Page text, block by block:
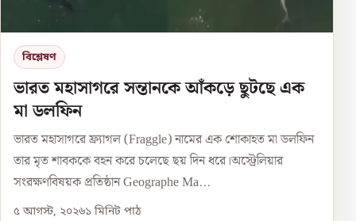
বিশ্লেষণ
ভারত মহাসাগরে সন্তানকে আঁকড়ে ছুটছে এক
মা ডলফিন
ভারত মহাসাগরে ফ্র্যাগল (Fraggle) নামের এক শোকাহত মা ডলফিন
তার মৃত শাবককে বহন করে চলেছে ছয় দিন ধরে।অস্ট্রেলিয়ার
সংরক্ষণবিষয়ক প্রতিষ্ঠান Geographe Ma...
৫ আগস্ট, ২০২৬১ মিনিট পাঠ